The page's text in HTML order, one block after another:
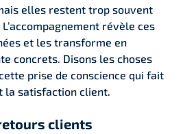
elles restent trop souvent
révèle ces
et les transforme en
concrets. Disons les choses
prise de conscience qui fait
la satisfaction client.
clients